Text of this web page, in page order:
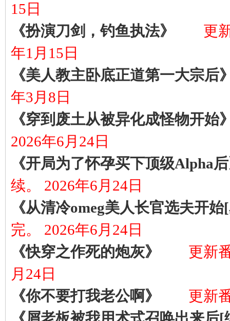
15日
《扮演刀剑，钓鱼执法》
更
年1月15日
《美人教主卧底正道第一大宗后
年3月8日
《穿到废土从被异化成怪物开始
2026年6月24日
《开局为了怀孕买下顶级Alpha
续。 2026年6月24日
《从清冷omeg美人长官选夫开
完。 2026年6月24日
《快穿之作死的炮灰》
更新
月24日
《你不要打我老公啊》
更新